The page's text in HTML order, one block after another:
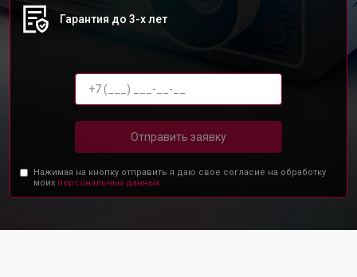
Гарантия до 3-х лет
Отправить заявку
Нажимая на кнопку отправить я даю свое согласие на обработку
моих персональных данных.